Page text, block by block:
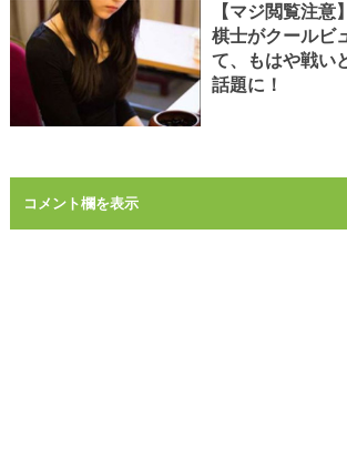
【マジ閲覧注意
棋士がクールビ
て、もはや戦い
話題に！
コメント欄を表示